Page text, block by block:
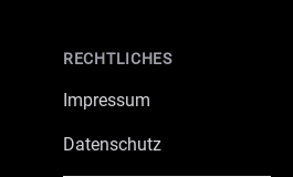
RECHTLICHES
Impressum
Datenschutz